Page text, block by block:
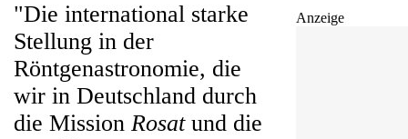
Anzeige
"Die international starke
Stellung in der
Röntgenastronomie, die
wir in Deutschland durch
die Mission Rosatund die